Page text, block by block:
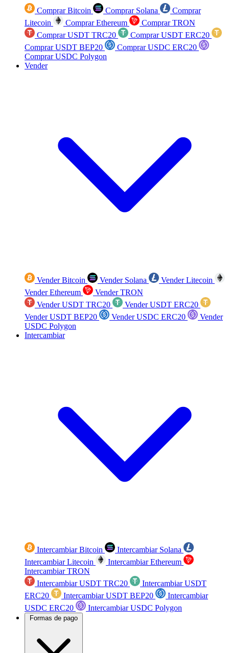
Comprar Bitcoin Comprar Solana
Comprar
Litecoin
Comprar Ethereum
Comprar TRON
Comprar USDT TRC20
Comprar USDT ERC20
Comprar USDT BEP20
Comprar USDC ERC20
Comprar USDC Polygon
Vender
Vender Bitcoin Vender Solana
Vender Litecoin
Vender Ethereum
Vender TRON
Vender USDT TRC20
Vender USDT ERC20
Vender USDT BEP20
Vender USDC ERC20
Vender
USDC Polygon
Intercambiar
Intercambiar Bitcoin
Intercambiar Solana
Intercambiar Litecoin
Intercambiar Ethereum
Intercambiar TRON
Intercambiar USDT TRC20
Intercambiar USDT
ERC20
Intercambiar USDT BEP20
Intercambiar
USDC ERC20
Intercambiar USDC Polygon
Formas de pago